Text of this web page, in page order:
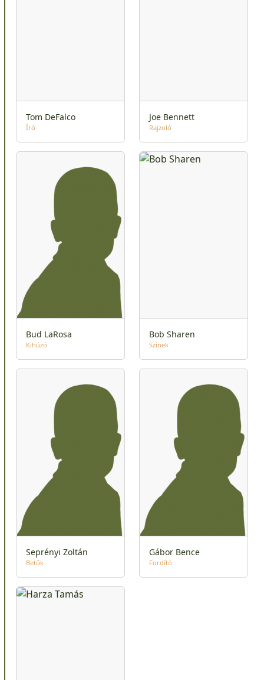
Tom DeFalco
Író
Joe Bennett
Rajzoló
Bud LaRosa
Kihúzó
Bob Sharen
Színek
Seprényi Zoltán
Betűk
Gábor Bence
Fordító